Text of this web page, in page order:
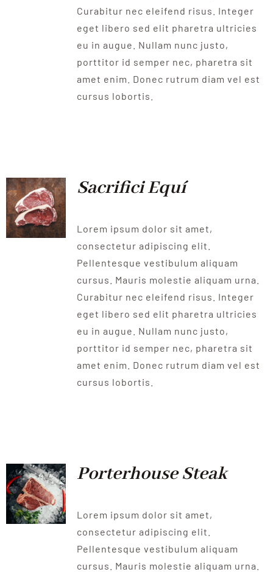
Curabitur nec eleifend risus. Integer
eget libero sed elit pharetra ultricies
eu in augue. Nullam nunc justo,
porttitor id semper nec, pharetra sit
amet enim. Donec rutrum diam vel est
cursus lobortis.
Sacrifici Equí
Lorem ipsum dolor sit amet,
consectetur adipiscing elit.
Pellentesque vestibulum aliquam
cursus. Mauris molestie aliquam urna.
Curabitur nec eleifend risus. Integer
eget libero sed elit pharetra ultricies
eu in augue. Nullam nunc justo,
porttitor id semper nec, pharetra sit
amet enim. Donec rutrum diam vel est
cursus lobortis.
Porterhouse Steak
Lorem ipsum dolor sit amet,
consectetur adipiscing elit.
Pellentesque vestibulum aliquam
cursus. Mauris molestie aliquam urna.